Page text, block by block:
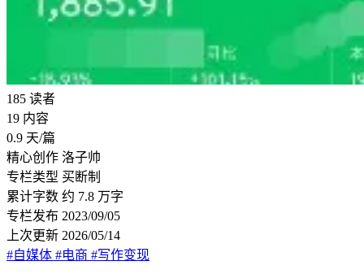
185 读者
19 内容
0.9 天/篇
精心创作 洛子帅
专栏类型 买断制
累计字数 约 7.8 万字
专栏发布 2023/09/05
上次更新 2026/05/14
#自媒体 #电商 #写作变现